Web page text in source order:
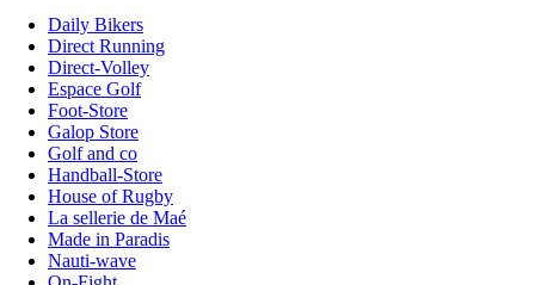
Daily Bikers
Direct Running
Direct-Volley
Espace Golf
Foot-Store
Galop Store
Golf and co
Handball-Store
House of Rugby
La sellerie de Maé
Made in Paradis
Nauti-wave